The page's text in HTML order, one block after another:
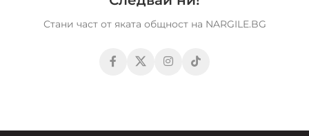
Стани част от яката общност на NARGILE.BG